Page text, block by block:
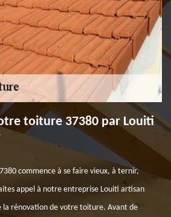
toiture 37380 par Louiti
commence à se faire vieux, à ternir,
appel à notre entreprise Louiti artisan
la rénovation de votre toiture. Avant de